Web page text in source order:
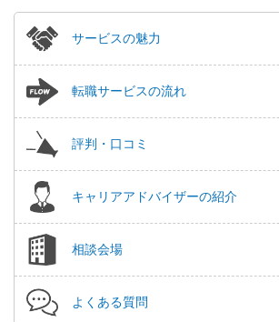
サービスの魅力
転職サービスの流れ
評判・口コミ
キャリアアドバイザーの紹介
相談会場
よくある質問